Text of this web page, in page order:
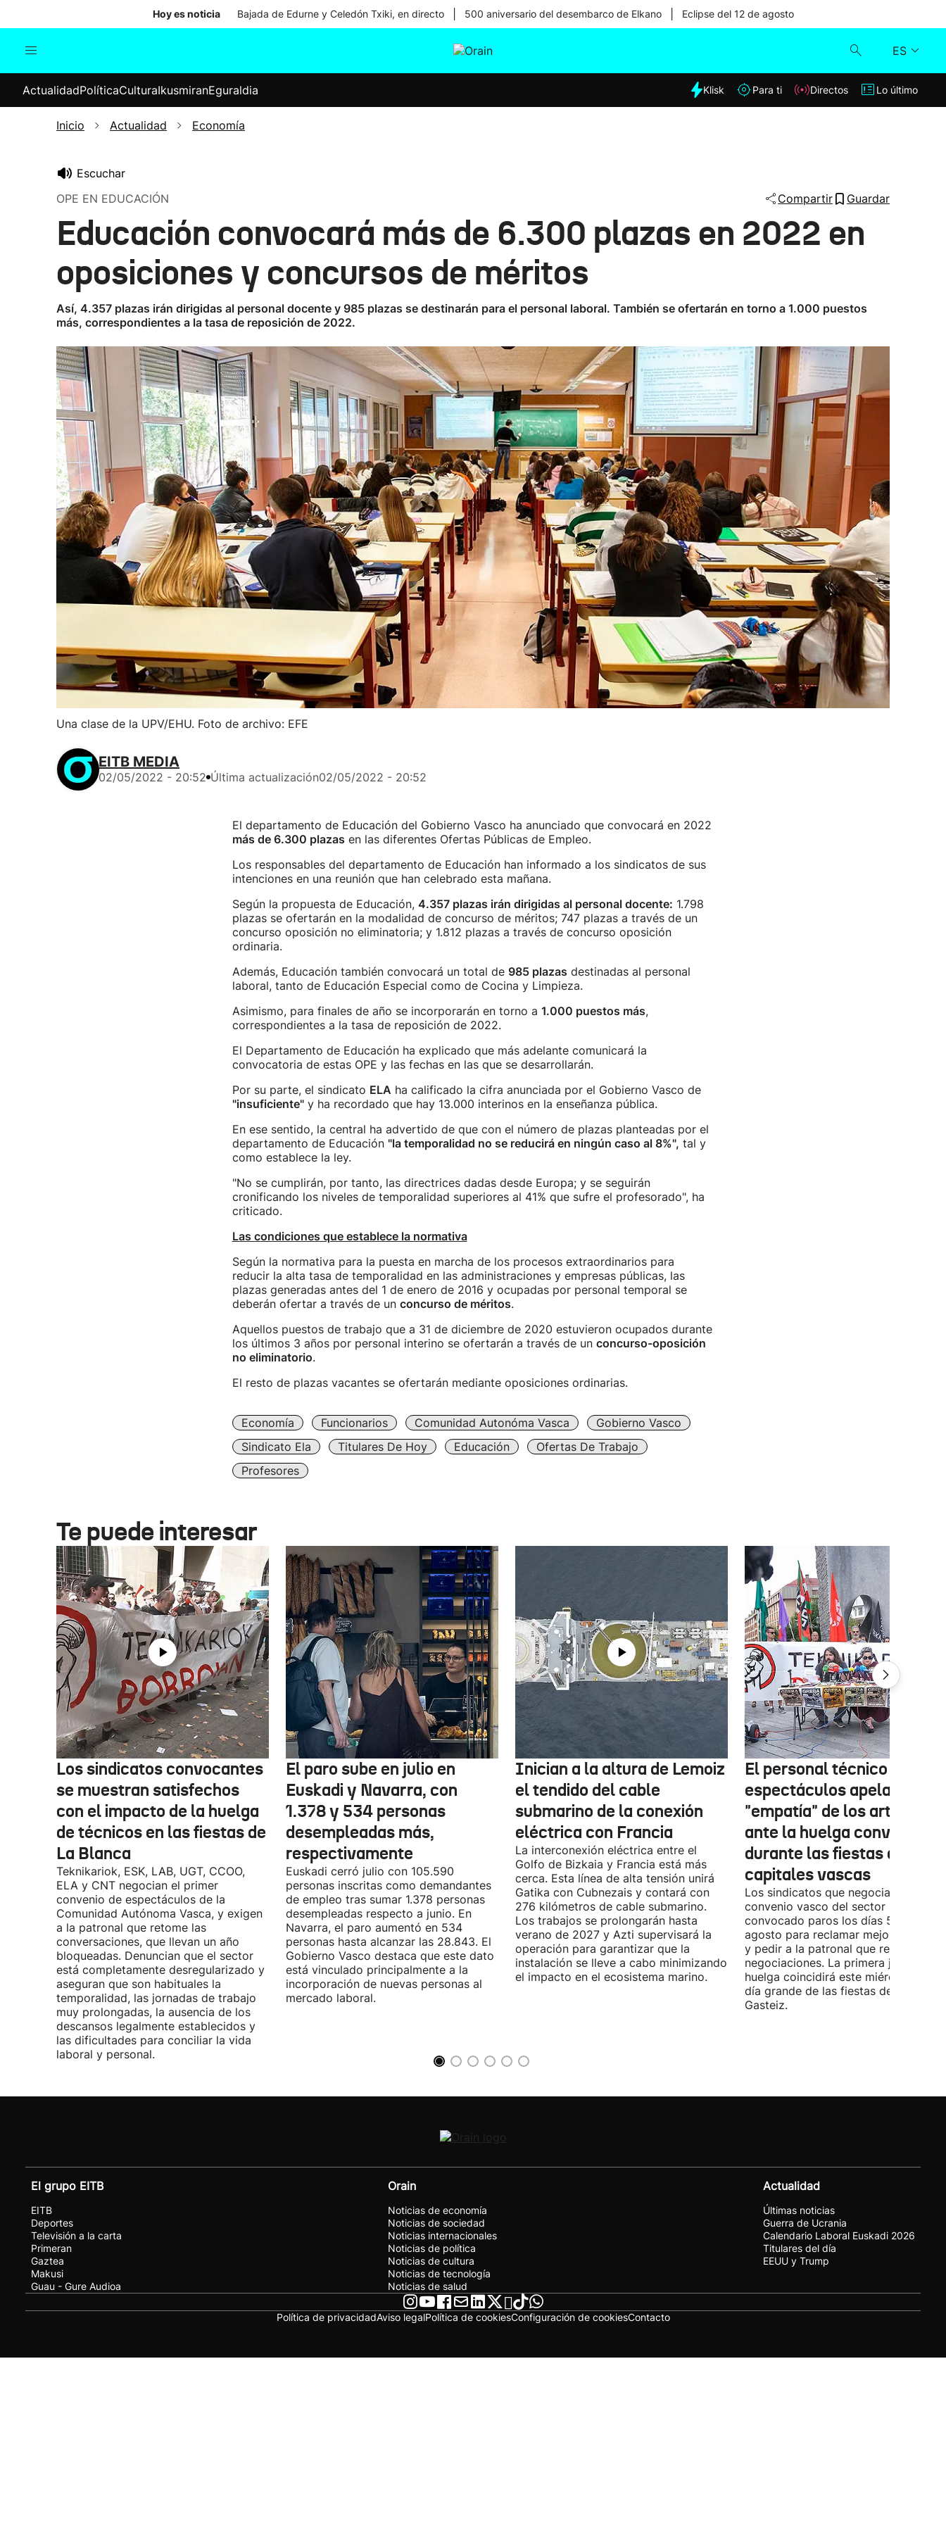
Hoy es noticia Bajada de Edurne y Celedón Txiki, en directo 500 aniversario del desembarco de Elkano Eclipse del 12 de agosto
ES
Internacional
Elecciones
Klisk
Lo último
ActualidadPolíticaCulturaIkusmiranEguraldia Klisk Para ti Directos Lo último
Inicio Actualidad Economía
Escuchar
OPE EN EDUCACIÓN
Compartir Guardar
Educación convocará más de 6.300 plazas en 2022 en
oposiciones y concursos de méritos
Así, 4.357 plazas irán dirigidas al personal docente y 985 plazas se destinarán para el personal laboral. También se ofertarán en torno a 1.000 puestos
más, correspondientes a la tasa de reposición de 2022.
Una clase de la UPV/EHU. Foto de archivo: EFE
EITB MEDIA
02/05/2022 - 20:52 Última actualización02/05/2022 - 20:52
El departamento de Educación del Gobierno Vasco ha anunciado que convocará en 2022
más de 6.300 plazas en las diferentes Ofertas Públicas de Empleo.
Los responsables del departamento de Educación han informado a los sindicatos de sus
intenciones en una reunión que han celebrado esta mañana.
Según la propuesta de Educación, 4.357 plazas irán dirigidas al personal docente: 1.798
plazas se ofertarán en la modalidad de concurso de méritos; 747 plazas a través de un
concurso oposición no eliminatoria; y 1.812 plazas a través de concurso oposición
ordinaria.
Además, Educación también convocará un total de 985 plazas destinadas al personal
laboral, tanto de Educación Especial como de Cocina y Limpieza.
Asimismo, para finales de año se incorporarán en torno a 1.000 puestos más,
correspondientes a la tasa de reposición de 2022.
El Departamento de Educación ha explicado que más adelante comunicará la
convocatoria de estas OPE y las fechas en las que se desarrollarán.
Por su parte, el sindicato ELA ha calificado la cifra anunciada por el Gobierno Vasco de
"insuficiente"y ha recordado que hay 13.000 interinos en la enseñanza pública.
En ese sentido, la central ha advertido de que con el número de plazas planteadas por el
departamento de Educación "la temporalidad no se reducirá en ningún caso al 8%", tal y
como establece la ley.
"No se cumplirán, por tanto, las directrices dadas desde Europa; y se seguirán
cronificando los niveles de temporalidad superiores al 41% que sufre el profesorado", ha
criticado.
Las condiciones que establece la normativa
Según la normativa para la puesta en marcha de los procesos extraordinarios para
reducir la alta tasa de temporalidad en las administraciones y empresas públicas, las
plazas generadas antes del 1 de enero de 2016 y ocupadas por personal temporal se
deberán ofertar a través de un concurso de méritos.
Aquellos puestos de trabajo que a 31 de diciembre de 2020 estuvieron ocupados durante
los últimos 3 años por personal interino se ofertarán a través de un concurso-oposición
no eliminatorio.
El resto de plazas vacantes se ofertarán mediante oposiciones ordinarias.
Economía Funcionarios Comunidad Autonóma Vasca
Gobierno Vasco
Sindicato Ela
Titulares De Hoy Educación
Ofertas De Trabajo
Profesores
Te puede interesar
Los sindicatos convocantes
se muestran satisfechos
con el impacto de la huelga
de técnicos en las fiestas de
La Blanca
Teknikariok, ESK, LAB, UGT, CCOO,
ELA y CNT negocian el primer
convenio de espectáculos de la
Comunidad Autónoma Vasca, y exigen
a la patronal que retome las
conversaciones, que llevan un año
bloqueadas. Denuncian que el sector
está completamente desregularizado y
aseguran que son habituales la
temporalidad, las jornadas de trabajo
muy prolongadas, la ausencia de los
descansos legalmente establecidos y
las dificultades para conciliar la vida
laboral y personal.
El paro sube en julio en
Euskadi y Navarra, con
1.378 y 534 personas
desempleadas más,
respectivamente
Euskadi cerró julio con 105.590
personas inscritas como demandantes
de empleo tras sumar 1.378 personas
desempleadas respecto a junio. En
Navarra, el paro aumentó en 534
personas hasta alcanzar las 28.843. El
Gobierno Vasco destaca que este dato
está vinculado principalmente a la
incorporación de nuevas personas al
mercado laboral.
Inician a la altura de Lemoiz
el tendido del cable
submarino de la conexión
eléctrica con Francia
La interconexión eléctrica entre el
Golfo de Bizkaia y Francia está más
cerca. Esta línea de alta tensión unirá
Gatika con Cubnezais y contará con
276 kilómetros de cable submarino.
Los trabajos se prolongarán hasta
verano de 2027 y Azti supervisará la
operación para garantizar que la
instalación se lleve a cabo minimizando
el impacto en el ecosistema marino.
El personal técnico de
espectáculos apela a la
"empatía" de los artistas
ante la huelga convocada
durante las fiestas de las
capitales vascas
Los sindicatos que negocian el
convenio vasco del sector han
convocado paros los días 5, 14 y 26
agosto para reclamar mejoras
y pedir a la patronal que retome las
negociaciones. La primera jornada de
huelga coincidirá este miércoles con
día grande de las fiestas de Vitoria-
Gasteiz.
El grupo EITB
EITB
Deportes
Televisión a la carta
Primeran
Gaztea
Makusi
Guau - Gure Audioa
Orain
Noticias de economía
Noticias de sociedad
Noticias internacionales
Noticias de política
Noticias de cultura
Noticias de tecnología
Noticias de salud
Actualidad
Últimas noticias
Guerra de Ucrania
Calendario Laboral Euskadi 2026
Titulares del día
EEUU y Trump
Política de privacidadAviso legalPolítica de cookiesConfiguración de cookiesContacto